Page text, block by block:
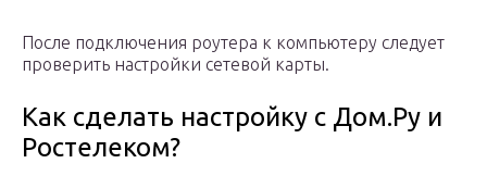
После подключения роутера к компьютеру следует
проверить настройки сетевой карты.
Как сделать настройку с Дом.Ру и
Ростелеком?